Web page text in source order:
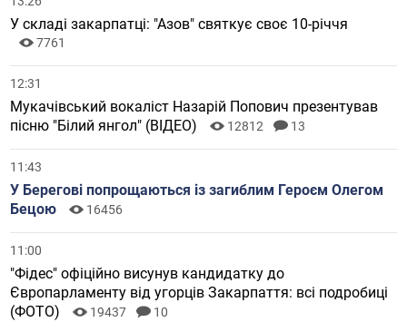
У складі закарпатці: "Азов" святкує своє 10-річчя
7761
12:31
Мукачівський вокаліст Назарій Попович презентував
пісню "Білий янгол" (ВІДЕО)
12812 13
11:43
У Берегові попрощаються із загиблим Героєм Олегом
Бецою
16456
11:00
"Фідес" офіційно висунув кандидатку до
Європарламенту від угорців Закарпаття: всі подробиці
(ФОТО)
19437 10